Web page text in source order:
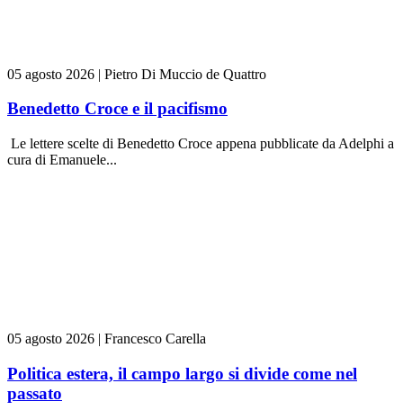
05 agosto 2026 | Pietro Di Muccio de Quattro
Benedetto Croce e il pacifismo
Le lettere scelte di Benedetto Croce appena pubblicate da Adelphi a
cura di Emanuele...
05 agosto 2026 | Francesco Carella
Politica estera, il campo largo si divide come nel
passato